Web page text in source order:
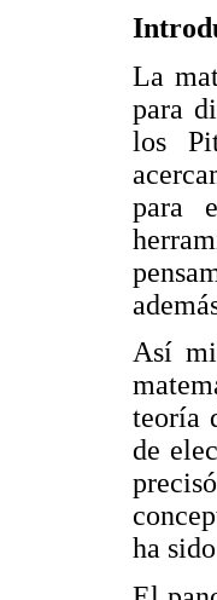
La
para
los
para
Así
teoría
de
ha